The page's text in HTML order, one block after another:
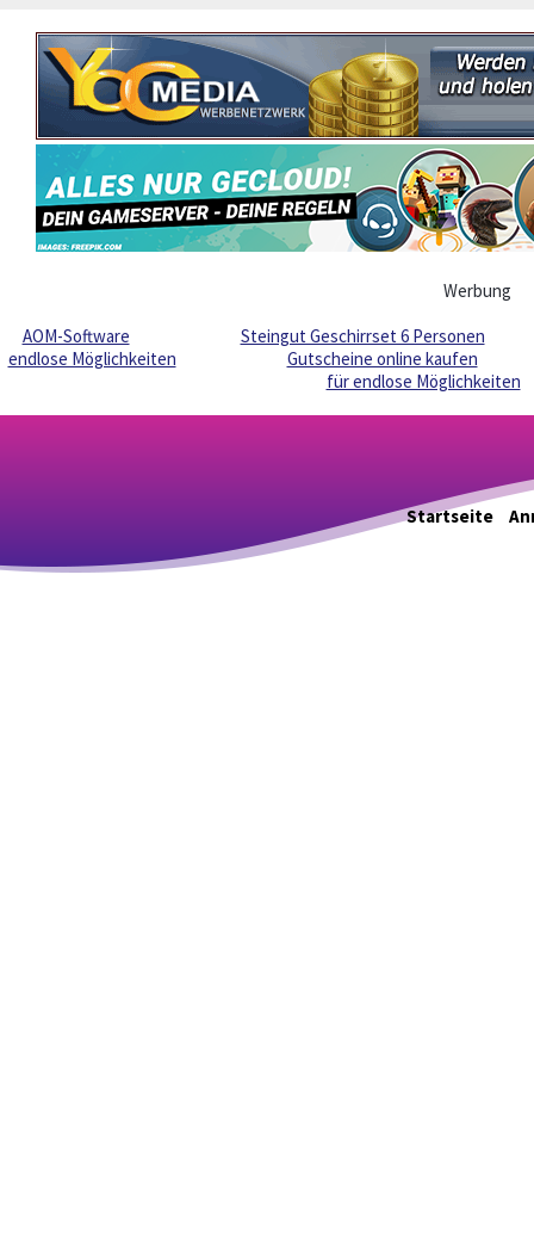
Werbung
AOM-Software
Steingut Geschirrset 6 Personen
endlose Möglichkeiten
Gutscheine online kaufen
für endlose Möglichkeiten
Startseite